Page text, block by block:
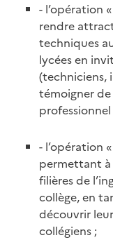
- l’opération
rendre
techniques
lycées en
(techniciens,
témoigner
professionnel
- l’opération
permettant
filières de
collège, en
découvrir
collégiens ;